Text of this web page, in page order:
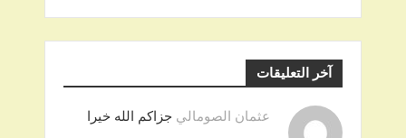
آخر التعليقات
عثمان الصومالي جزاكم الله خيرا